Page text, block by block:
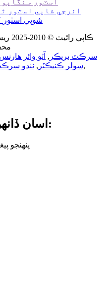
6ka سرڪٽ بريڪر , آٽو وائر هارنس
سولر ڪنيڪٽر , ننڍو ,
اسان ڏانهن پنهنجو پيغام موڪليو:
پنهنجو